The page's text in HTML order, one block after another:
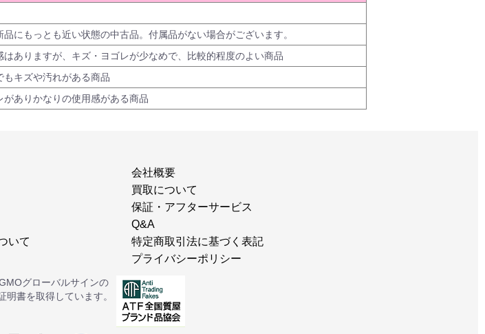
品にもっとも近い状態の中古品。付属品がない場合がございます。
はありますが、キズ・ヨゴレが少なめで、比較的程度のよい商品
もキズや汚れがある商品
がありかなりの使用感がある商品
いて
会社概要
買取について
保証・アフターサービス
Q&A
特定商取引法に基づく表記
プライバシーポリシー
グローバルサインの
明書を取得しています。